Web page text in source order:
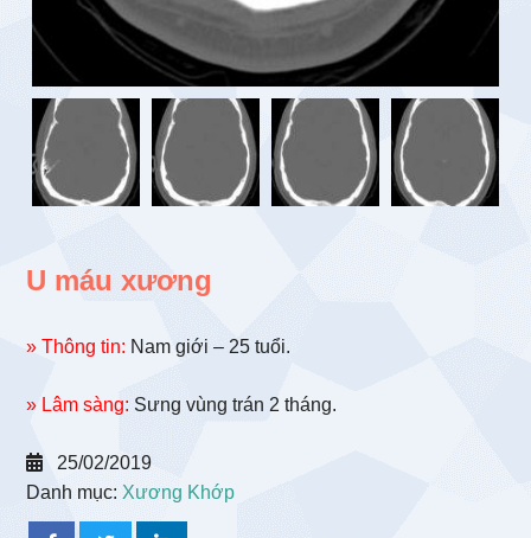
U máu xương
» Thông tin: Nam giới – 25 tuổi.
» Lâm sàng: Sưng vùng trán 2 tháng.
25/02/2019
Danh mục: Xương Khớp